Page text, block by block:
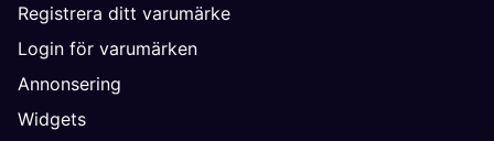
Registrera ditt varumärke
Login för varumärken
Annonsering
Widgets